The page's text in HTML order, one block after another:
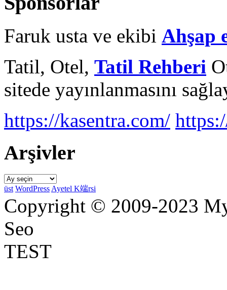
Faruk usta ve ekibi Ahşap
Tatil, Otel, Tatil Rehberi
sitede yayınlanmasını
https://kasentra.com/
Arşivler
Arşivler
üst WordPress Ayetel K端rsi
Copyright © 2009-2023
Seo
TEST